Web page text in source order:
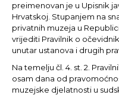
preimenovan je u Upisnik
Hrvatskoj. Stupanjem na
privatnih muzeja u
vrijediti Pravilnik o
unutar ustanova i drugih
Na temelju čl. 4. st. 2.
osam dana od
muzejske djelatnosti u